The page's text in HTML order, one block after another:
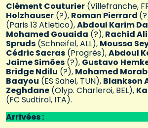
Clément Couturier (Villefranche,
Holzhauser (?), Roman Pierrard
(Paris 13 Atletico),Abdoul Karim
Mohamed Gouaida (?),Rachid
Spruds (Schneifel, ALL), Moussa
Cédric Sacras (Progrès),Abdoul
Jaime Simões (?), Gustavo
Bridge Ndilu (?), Mohamed
Baayou (ES Sahel, TUN), Blankson
Zeghdane (Olyp. Charleroi, BEL),
(FC Sudtirol, ITA).
Arrivées :